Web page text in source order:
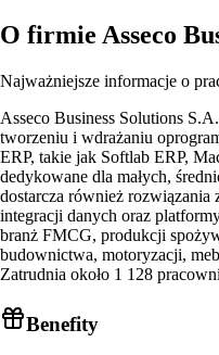
O firmie Asseco
Najważniejsze informacje o
Asseco Business Solutions
tworzeniu i wdrażaniu
ERP, takie jak Softlab ERP,
dedykowane dla małych,
dostarcza również rozwiązania
integracji danych oraz
branż FMCG, produkcji
budownictwa, motoryzacji,
Zatrudnia około 1 128
Benefity